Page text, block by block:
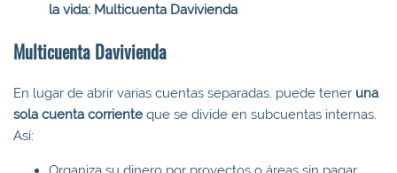
la vida: Multicuenta Davivienda
Multicuenta Davivienda
En lugar de abrir varias cuentas separadas, puede tener una
sola cuenta corriente que se divide en subcuentas internas.
Así: